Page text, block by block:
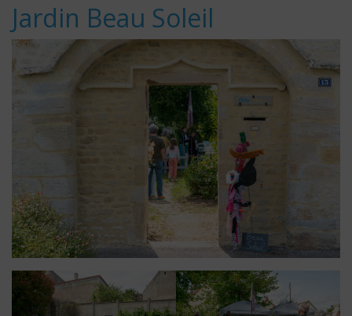
Jardin Beau Soleil